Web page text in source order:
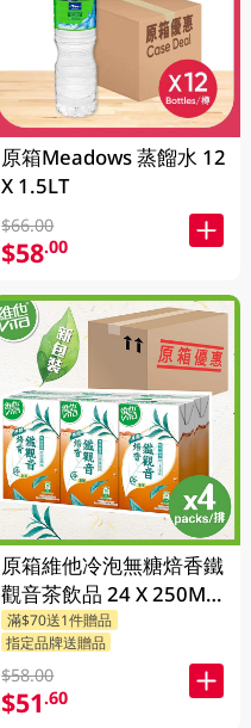
原箱Meadows 蒸餾水 12
X 1.5LT
$66.00
$58.00
原箱維他冷泡無糖焙香鐵
觀音茶飲品 24 X 250ML
(新舊包裝隨機發貨)
滿$70送1件贈品
指定品牌送贈品
$58.00
$51.60